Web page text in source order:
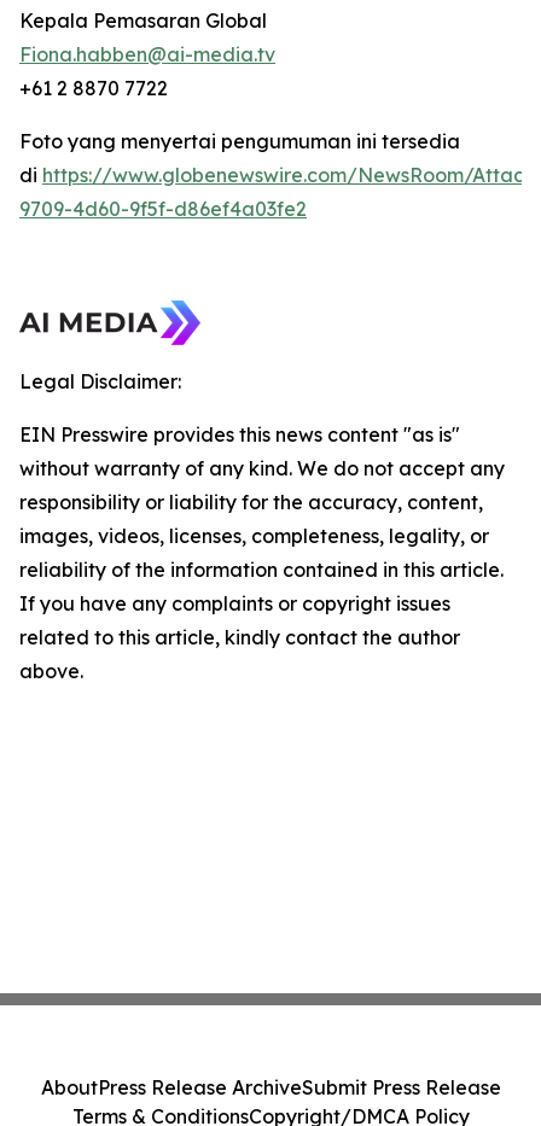
Kepala Pemasaran Global
Fiona.habben@ai-media.tv
+61 2 8870 7722
Foto yang menyertai pengumuman ini tersedia
di https://www.globenewswire.com/NewsRoom/
9709-4d60-9f5f-d86ef4a03fe2
Legal Disclaimer:
EIN Presswire provides this news content "as is"
without warranty of any kind. We do not accept any
responsibility or liability for the accuracy, content,
images, videos, licenses, completeness, legality, or
reliability of the information contained in this article.
If you have any complaints or copyright issues
related to this article, kindly contact the author
above.
AboutPress Release ArchiveSubmit Press Release
Terms & ConditionsCopyright/DMCA Policy